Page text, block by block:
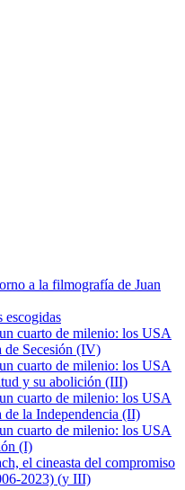
a la filmografía de Juan
escogidas
cuarto de milenio: los USA
de Secesión (IV)
cuarto de milenio: los USA
y su abolición (III)
cuarto de milenio: los USA
de la Independencia (II)
cuarto de milenio: los USA
(I)
el cineasta del compromiso
2023) (y III)